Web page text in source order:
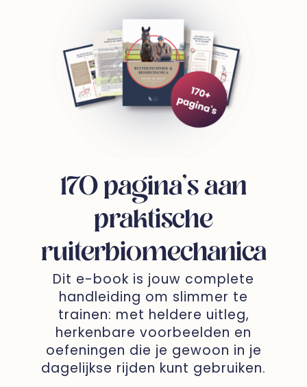
170 pagina’s aan
praktische
ruiterbiomechanica
Dit e-book is jouw complete
handleiding om slimmer te
trainen: met heldere uitleg,
herkenbare voorbeelden en
oefeningen die je gewoon in je
dagelijkse rijden kunt gebruiken.